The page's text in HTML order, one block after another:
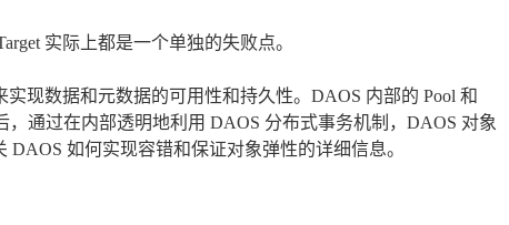
实际上都是一个单独的失败点。
现数据和元数据的可用性和持久性。DAOS 内部的 Pool 和
通过在内部透明地利用 DAOS 分布式事务机制，DAOS 对象
如何实现容错和保证对象弹性的详细信息。